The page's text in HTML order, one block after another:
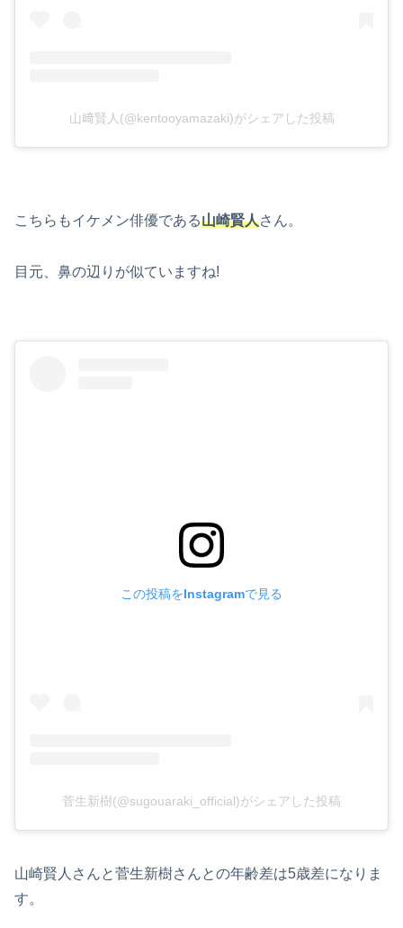
山﨑賢人(@kentooyamazaki)がシェアした投稿
こちらもイケメン俳優である山崎賢人さん。
目元、鼻の辺りが似ていますね!
この投稿をInstagramで見る
菅生新樹(@sugouaraki_official)がシェアした投稿
山崎賢人さんと菅生新樹さんとの年齢差は5歳差になりま
す。